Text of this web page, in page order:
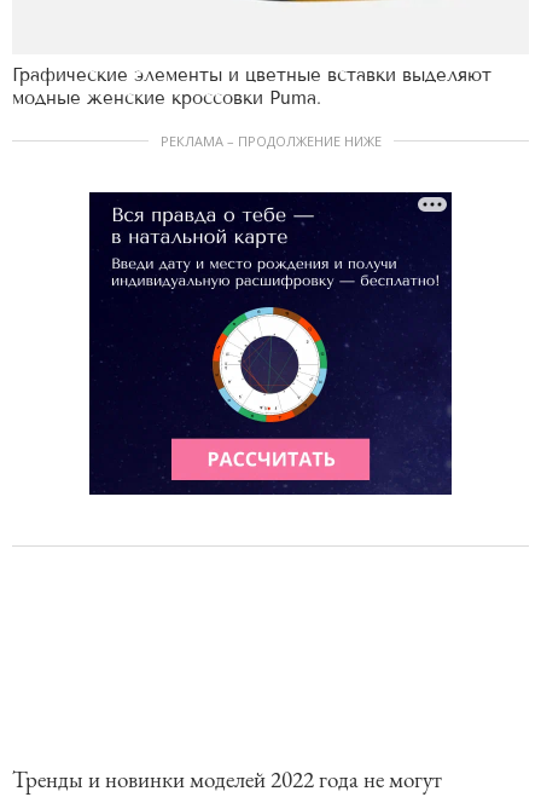
Графические элементы и цветные вставки выделяют
модные женские кроссовки Puma.
РЕКЛАМА – ПРОДОЛЖЕНИЕ НИЖЕ
Тренды и новинки моделей 2022 года не могут